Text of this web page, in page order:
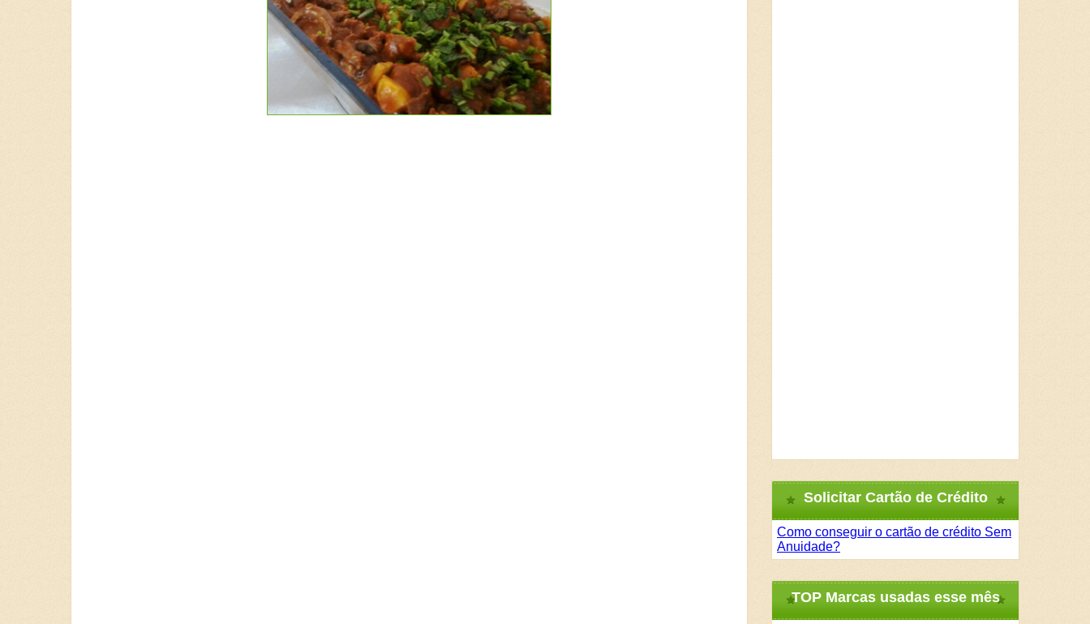
Solicitar Cartão de Crédito
Como conseguir o cartão de crédito Sem
Anuidade?
TOP Marcas usadas esse mês